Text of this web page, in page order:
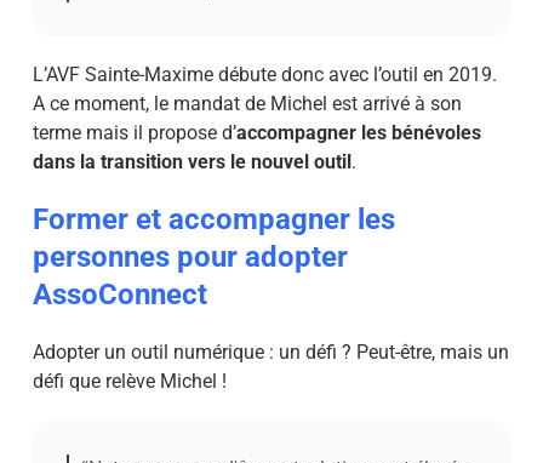
L’AVF Sainte-Maxime débute donc avec l’outil en 2019.
A ce moment, le mandat de Michel est arrivé à son
terme mais il propose d’accompagner les bénévoles
dans la transition vers le nouvel outil.
Former et accompagner les
personnes pour adopter
AssoConnect
Adopter un outil numérique : un défi ? Peut-être, mais un
défi que relève Michel !